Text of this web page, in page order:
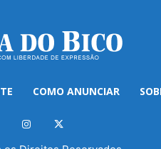
COMO ANUNCIAR